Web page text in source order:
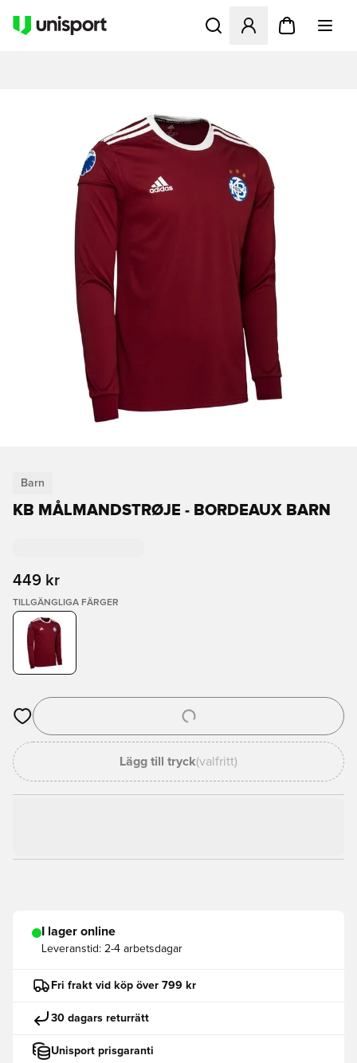
Öppnar en Modal för att
Barn
KB MÅLMANDSTRØJE - BORDEAUX BARN
449 kr
TILLGÄNGLIGA FÄRGER
Öppnar en Modal för att logga in eller registrera dig som
Lägg till tryck(valfritt)
I lager online
Leveranstid: 2-4 arbetsdagar
Fri frakt vid köp över 799 kr
30 dagars returrätt
Unisport prisgaranti